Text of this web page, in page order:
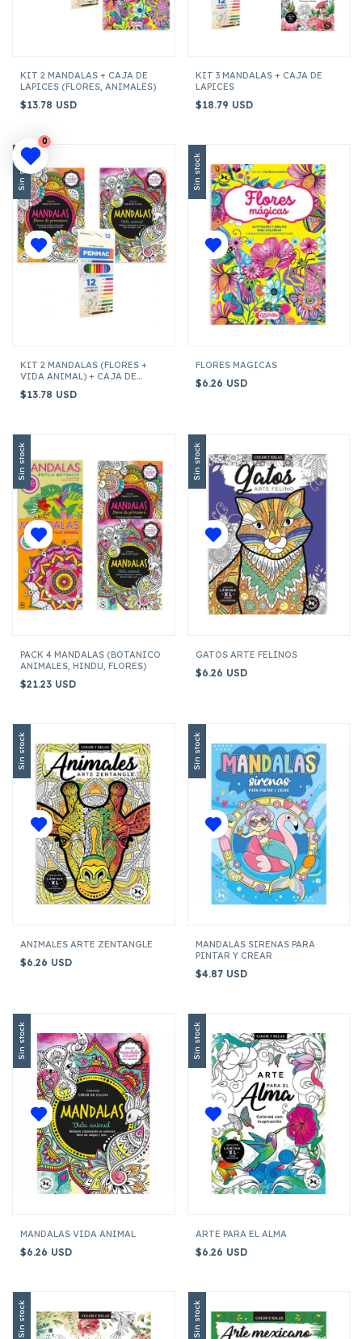
KIT 2 MANDALAS + CAJA DE
LAPICES (FLORES, ANIMALES)
$13.78 USD
KIT 3 MANDALAS + CAJA DE
LAPICES
$18.79 USD
Sin stock
KIT 2 MANDALAS (FLORES +
VIDA ANIMAL) + CAJA DE
$13.78 USD
Sin stock
FLORES MAGICAS
$6.26 USD
Sin stock
PACK 4 MANDALAS (BOTANICO
ANIMALES, HINDU, FLORES)
$21.23 USD
Sin stock
GATOS ARTE FELINOS
$6.26 USD
Sin stock
ANIMALES ARTE ZENTANGLE
$6.26 USD
Sin stock
MANDALAS SIRENAS PARA
PINTAR Y CREAR
$4.87 USD
Sin stock
MANDALAS VIDA ANIMAL
$6.26 USD
Sin stock
ARTE PARA EL ALMA
$6.26 USD
Sin stock Sin stock
0